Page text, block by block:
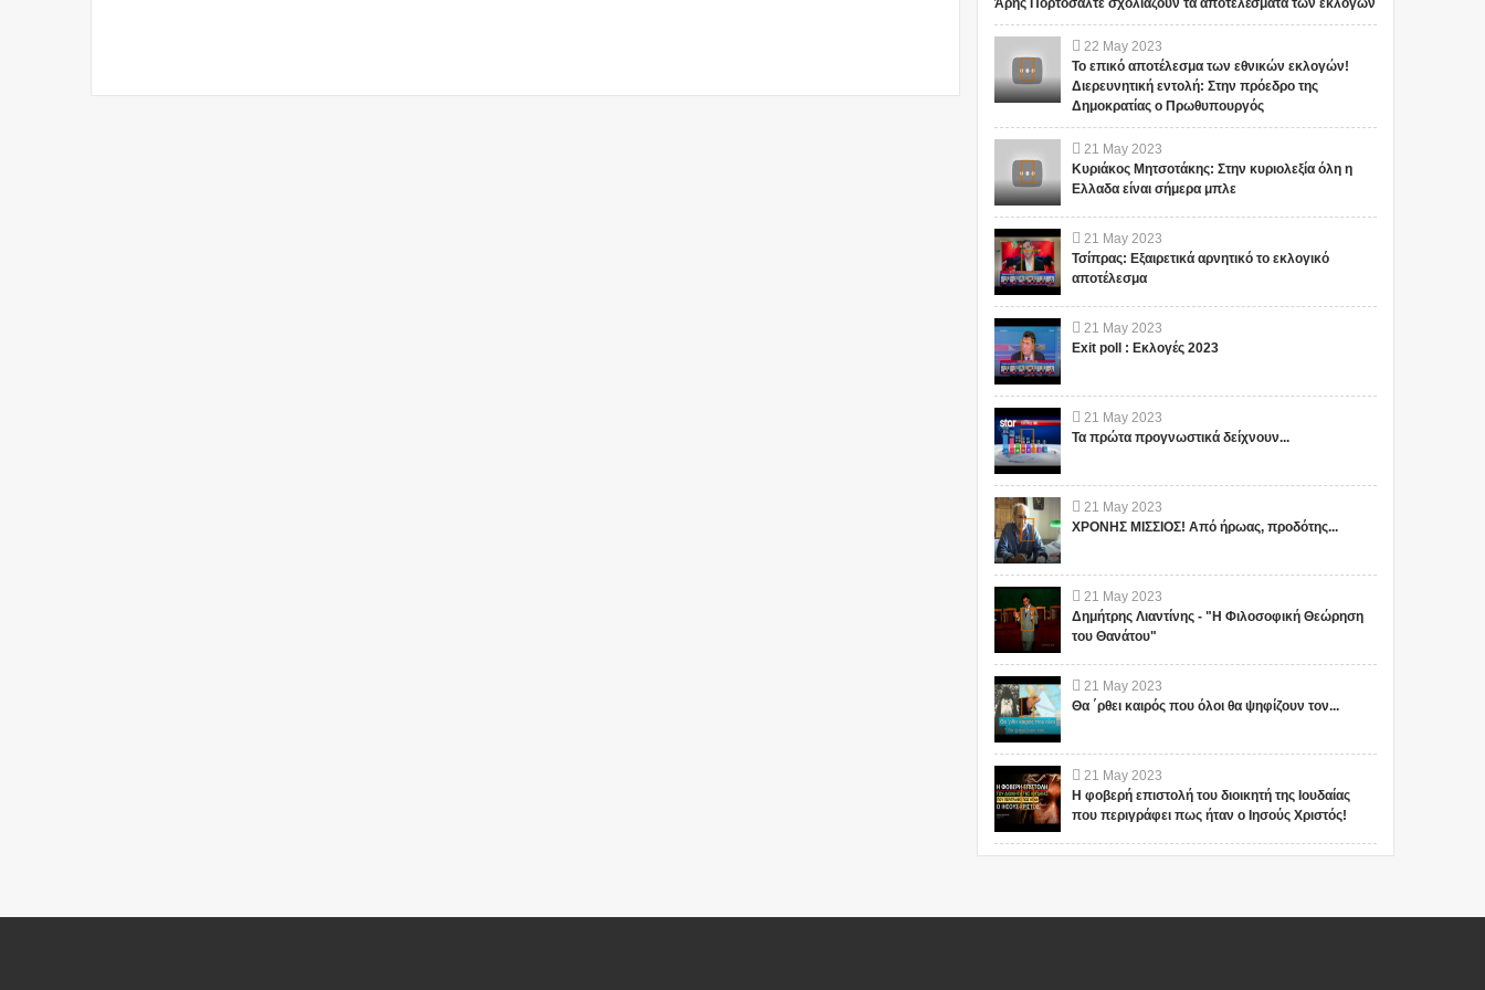
Άρης Πορτοσάλτε σχολιάζουν τα αποτελέσματα των εκλογών
22 May 2023
Το επικό αποτέλεσμα των εθνικών εκλογών!
Διερευνητική εντολή: Στην πρόεδρο της
Δημοκρατίας ο Πρωθυπουργός
21 May 2023
Κυριάκος Μητσοτάκης: Στην κυριολεξία όλη η
Ελλαδα είναι σήμερα μπλε
21 May 2023
Τσίπρας: Εξαιρετικά αρνητικό το εκλογικό
αποτέλεσμα
21 May 2023
Exit poll : Εκλογές 2023
21 May 2023
Τα πρώτα προγνωστικά δείχνουν...
21 May 2023
ΧΡΟΝΗΣ ΜΙΣΣΙΟΣ! Από ήρωας, προδότης...
21 May 2023
Δημήτρης Λιαντίνης - "Η Φιλοσοφική Θεώρηση
του Θανάτου"
21 May 2023
Θα ΄ρθει καιρός που όλοι θα ψηφίζουν τον...
21 May 2023
Η φοβερή επιστολή του διοικητή της Ιουδαίας
που περιγράφει πως ήταν ο Ιησούς Χριστός!